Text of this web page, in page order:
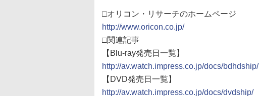
□オリコン・リサーチのホームページ
http://www.oricon.co.jp/
□関連記事
【Blu-ray発売日一覧】
http://av.watch.impress.co.jp/docs/bdhdship/
【DVD発売日一覧】
http://av.watch.impress.co.jp/docs/dvdship/